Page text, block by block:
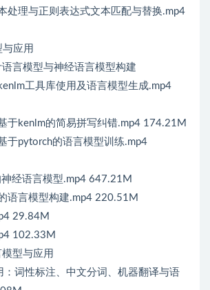
处理与正则表达式文本匹配与替换.mp4
应用
言模型与神经语言模型构建
工具库使用及语言模型生成.mp4
于kenlm的简易拼写纠错.mp4 174.21M
于pytorch的语言模型训练.mp4
经语言模型.mp4 647.21M
语言模型构建.mp4 220.51M
29.84M
102.33M
型与应用
：词性标注、中文分词、机器翻译与语